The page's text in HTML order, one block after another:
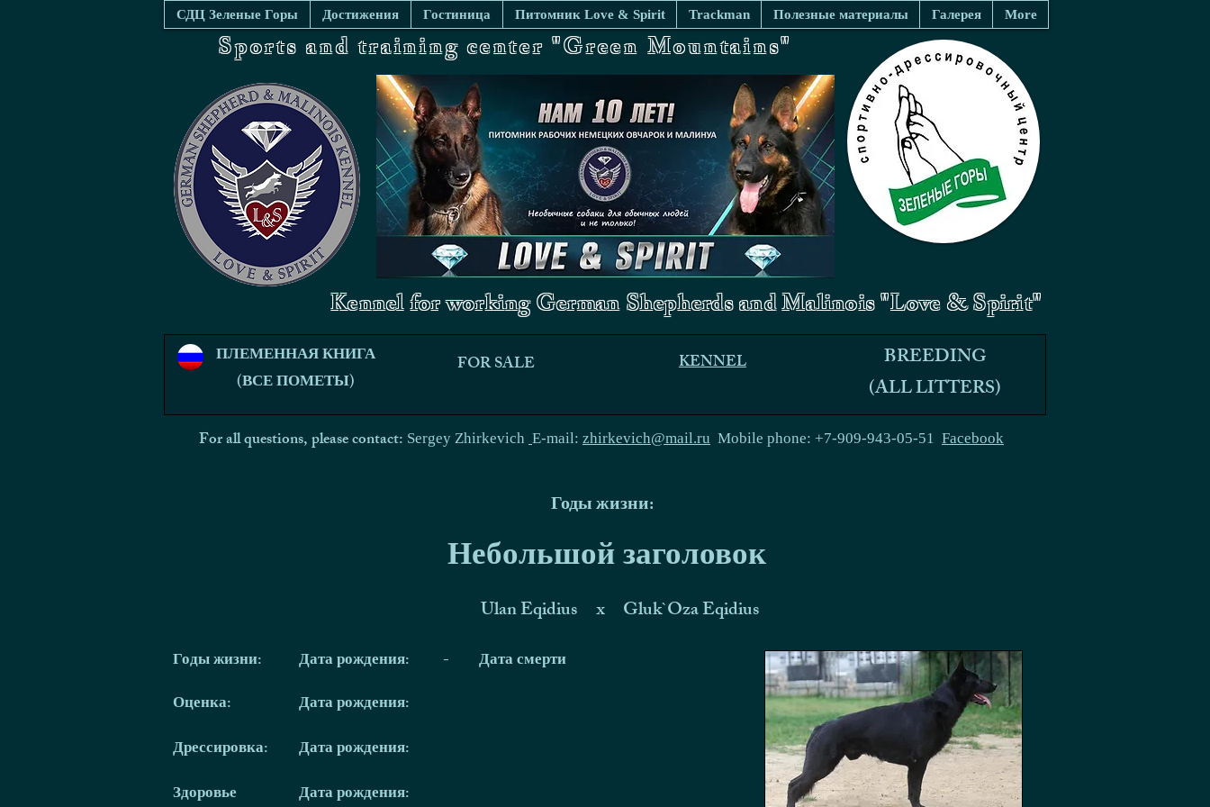
СДЦ Зеленые Горы Достижения Гостиница Питомник Love & Spirit Trackman Полезные материалы Галерея More
Sports and training center "Green Mountains"
Kennel for working German Shepherds and Malinois "Love & Spirit"
BREEDING
(ALL LITTERS)
ПЛЕМЕННАЯ КНИГА
(ВСЕ ПОМЕТЫ)
FOR SALE KENNEL
BREEDING
(ALL LITTERS)
For all questions, please contact: Sergey Zhirkevich E-mail: zhirkevich@mail.ru Mobile phone: +7-909-943-05-51 Facebook
Годы жизни:
Небольшой заголовок
Ulan Eqidius x Gluk`Oza Eqidius
Годы жизни:
Оценка:
Дрессировка:
Здоровье
Дата рождения: -
Дата смерти
Дата рождения:
Дата рождения:
Дата рождения: